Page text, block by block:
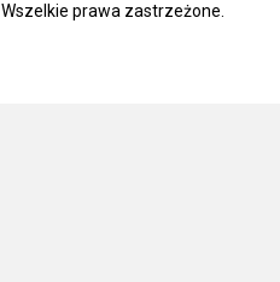
. Wszelkie prawa zastrzeżone.